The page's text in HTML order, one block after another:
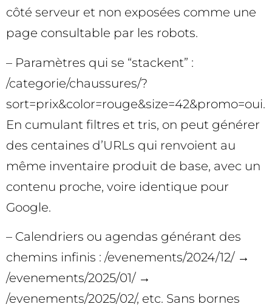
côté serveur et non exposées comme une
page consultable par les robots.
– Paramètres qui se “stackent” :
/categorie/chaussures/?
sort=prix&color=rouge&size=42&promo=oui.
En cumulant filtres et tris, on peut générer
des centaines d’URLs qui renvoient au
même inventaire produit de base, avec un
contenu proche, voire identique pour
Google.
– Calendriers ou agendas générant des
chemins infinis : /evenements/2024/12/ →
/evenements/2025/01/ →
/evenements/2025/02/, etc. Sans bornes